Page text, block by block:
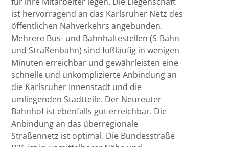
ist hervorragend an das Karlsruher Netz des
öffentlichen Nahverkehrs angebunden.
Mehrere Bus- und Bahnhaltestellen (S-Bahn
und Straßenbahn) sind fußläufig in wenigen
Minuten erreichbar und gewährleisten eine
schnelle und unkomplizierte Anbindung an
die Karlsruher Innenstadt und die
umliegenden Stadtteile. Der Neureuter
Bahnhof ist ebenfalls gut erreichbar. Die
Anbindung an das überregionale
Straßennetz ist optimal. Die Bundesstraße